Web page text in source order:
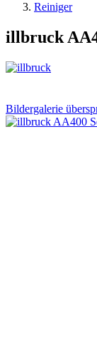
Reiniger
illbruck
Bildergalerie